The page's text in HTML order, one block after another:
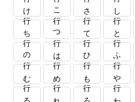
け行 こ行 さ行 し行
ち行 つ行 て行 と行
の行 は行 ひ行 ふ行
む行 め行 も行 や行
る行 れ行 ろ行 わ行